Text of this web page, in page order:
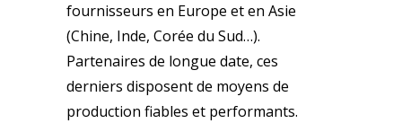
fournisseurs en Europe et en Asie
(Chine, Inde, Corée du Sud…).
Partenaires de longue date, ces
derniers disposent de moyens de
production fiables et performants.